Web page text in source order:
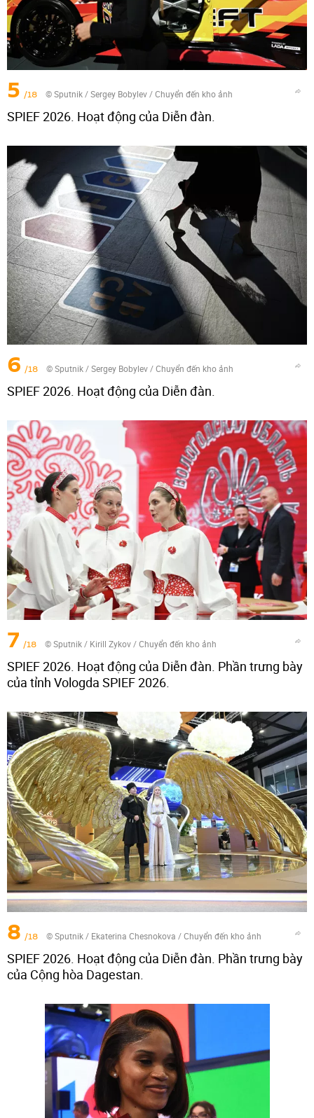
5 /18 © Sputnik / Sergey Bobylev/Chuyển đến kho ảnh
SPIEF 2026. Hoạt động của Diễn đàn.
6 /18 © Sputnik / Sergey Bobylev/Chuyển đến kho ảnh
SPIEF 2026. Hoạt động của Diễn đàn.
7 /18 © Sputnik / Kirill Zykov/Chuyển đến kho ảnh
SPIEF 2026. Hoạt động của Diễn đàn. Phần trưng bày
của tỉnh Vologda SPIEF 2026.
8 /18 © Sputnik / Ekaterina Chesnokova /Chuyển đến kho ảnh
SPIEF 2026. Hoạt động của Diễn đàn. Phần trưng bày
của Cộng hòa Dagestan.